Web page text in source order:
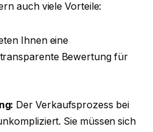
auch viele Vorteile:
Ihnen eine
Bewertung für
Der Verkaufsprozess bei
Sie müssen sich